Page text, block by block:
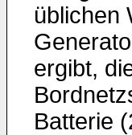
üblichen
ergibt,
Batterie